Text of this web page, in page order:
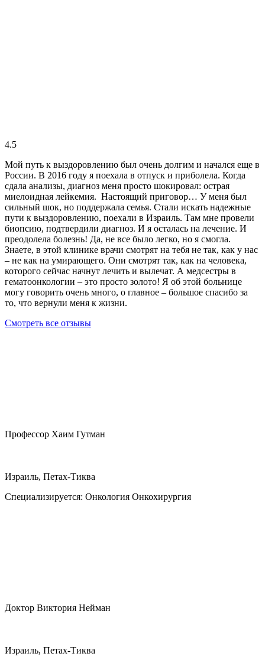
4.5
Мой путь к выздоровлению был очень долгим и начался еще в
России. В 2016 году я поехала в отпуск и приболела. Когда
сдала анализы, диагноз меня просто шокировал: острая
миелоидная лейкемия. Настоящий приговор… У меня был
сильный шок, но поддержала семья. Стали искать надежные
пути к выздоровлению, поехали в Израиль. Там мне провели
биопсию, подтвердили диагноз. И я осталась на лечение. И
преодолела болезнь! Да, не все было легко, но я смогла.
Знаете, в этой клинике врачи смотрят на тебя не так, как у нас
– не как на умирающего. Они смотрят так, как на человека,
которого сейчас начнут лечить и вылечат. А медсестры в
гематоонкологии – это просто золото! Я об этой больнице
могу говорить очень много, о главное – большое спасибо за
то, что вернули меня к жизни.
Смотреть все отзывы
Профессор Хаим Гутман
Израиль, Петах-Тиква
Специализируется: Онкология Онкохирургия
Доктор Виктория Нейман
Израиль, Петах-Тиква